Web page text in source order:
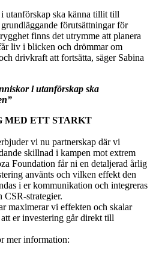
utanförskap ska känna tillit till
förutsättningar för
finns det utrymme att planera
liv i blicken och drömmar om
drivkraft att fortsätta, säger Sabina
i utanförskap ska
MED ETT STARKT
vi nu partnerskap där vi
skillnad i kampen mot extrem
Foundation får ni en detaljerad årlig
använts och vilken effekt den
i er kommunikation och integreras
CSR-strategier.
maximerar vi effekten och skalar
er investering går direkt till
mer information: